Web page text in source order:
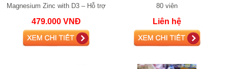
Magnesium Zinc with D3 – Hỗ trợ
tổng thể
479.000 VNĐ
80 viên
Liên hệ